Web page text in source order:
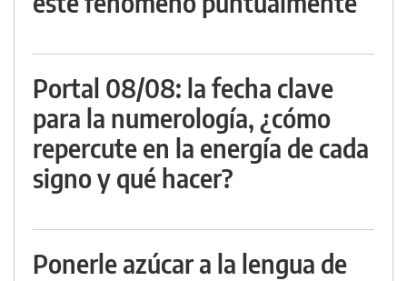
Portal 08/08: la fecha clave
para la numerología, ¿cómo
repercute en la energía de cada
signo y qué hacer?
Ponerle azúcar a la lengua de